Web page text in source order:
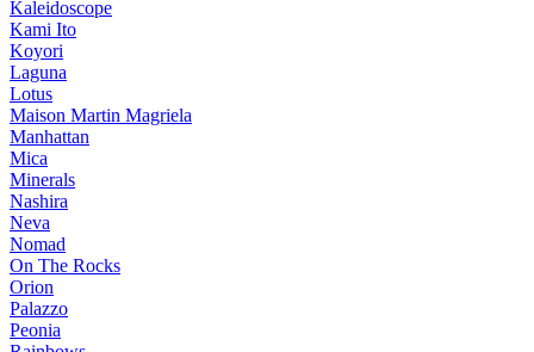
Kaleidoscope
Kami Ito
Koyori
Laguna
Lotus
Maison Martin Magriela
Manhattan
Mica
Minerals
Nashira
Neva
Nomad
On The Rocks
Orion
Palazzo
Peonia